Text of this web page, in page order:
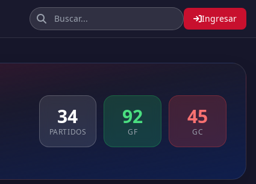
Ingresar
34
PARTIDOS
92
GF
45
GC